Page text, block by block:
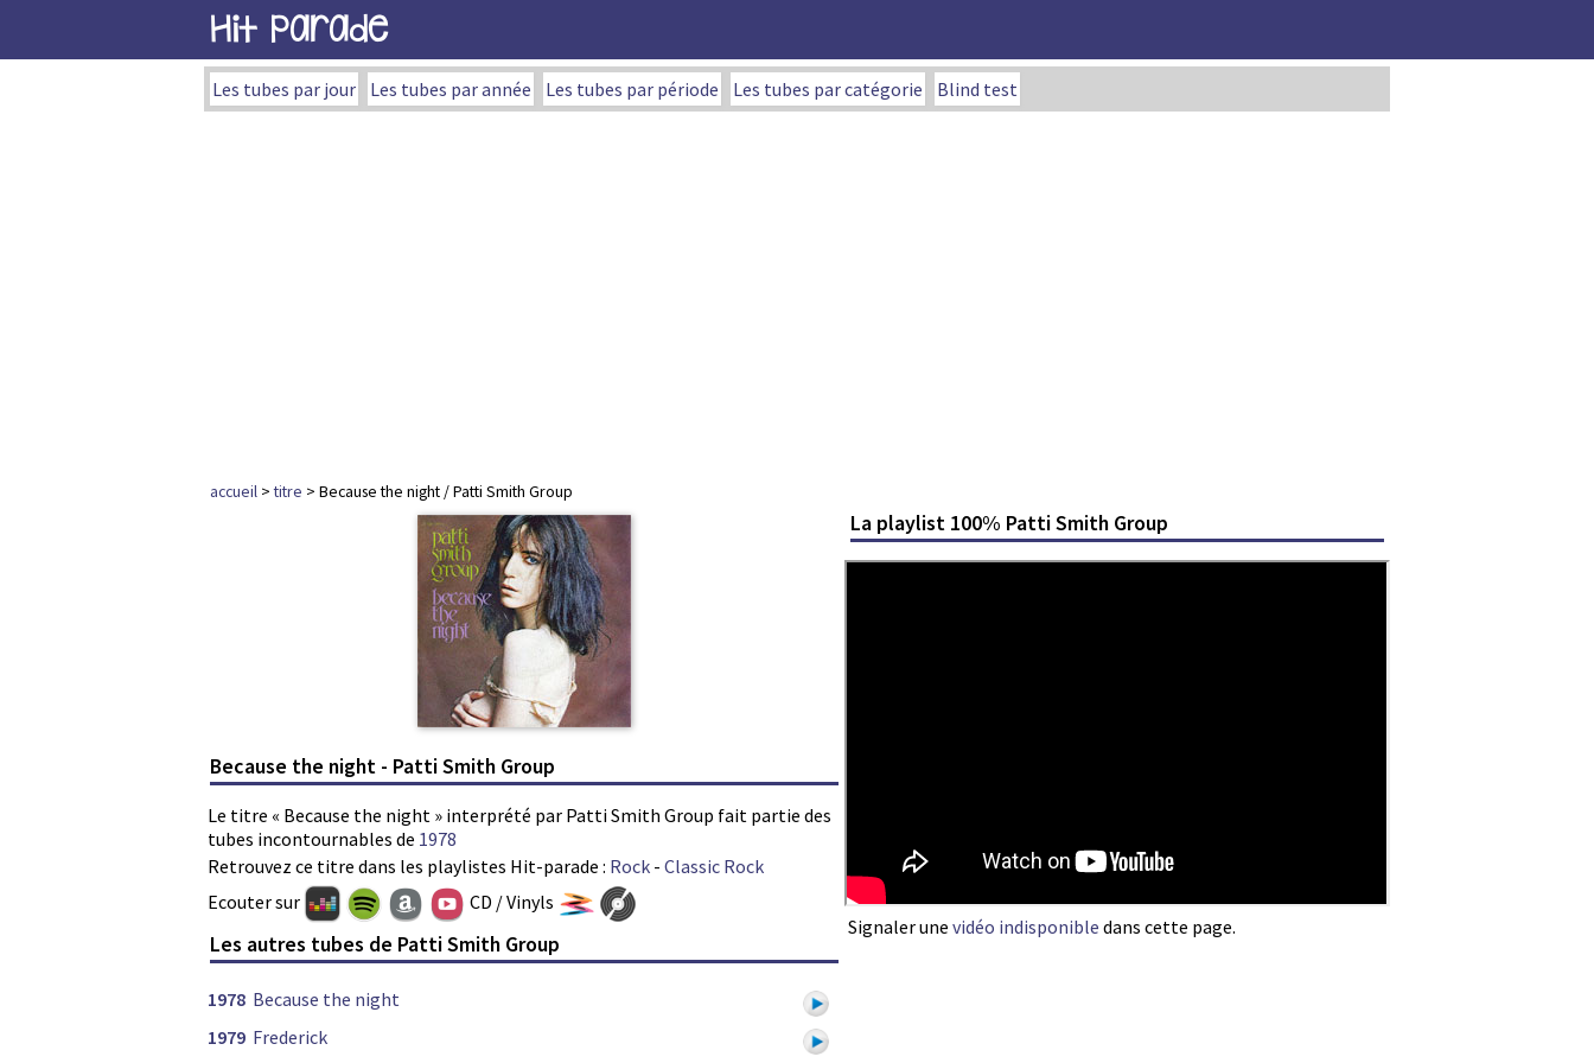
Hit Parade
Les tubes par jour Les tubes par année Les tubes par période Les tubes par catégorie Blind test
accueil >titre > Because the night / Patti Smith Group
Because the night - Patti Smith Group
Le titre « Because the night » interprété par Patti Smith Group fait partie des
tubes incontournables de 1978
Retrouvez ce titre dans les playlistes Hit-parade : Rock - Classic Rock
La playlist 100% Patti Smith Group
Signaler une vidéo indisponible dans cette page.
Ecouter sur CD / Vinyls
Les autres tubes de Patti Smith Group
1978 Because the night
1979 Frederick